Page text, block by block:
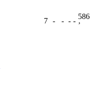
7 - - - -
586
ʼ